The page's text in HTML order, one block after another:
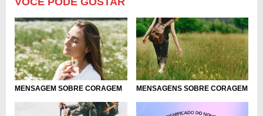
MENSAGEM SOBRE CORAGEM MENSAGENS SOBRE CORAGEM